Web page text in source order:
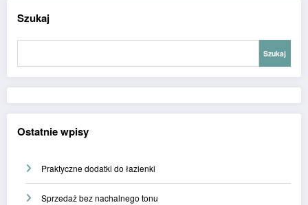
Szukaj
Szukaj
Ostatnie wpisy
Praktyczne dodatki do łazienki
Sprzedaż bez nachalnego tonu